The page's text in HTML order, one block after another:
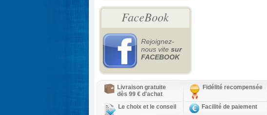
FaceBook
Rejoignez-
nous vite sur
FACEBOOK
Livraison gratuite
dès 99 € d'achat
Fidélité recompensée
Le choix et le conseil Facilité de paiement